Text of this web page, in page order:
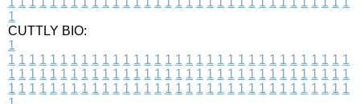
1
CUTTLY BIO:
1
1 1 1 1 1 1 1 1 1 1 1 1 1 1 1 1 1 1 1 1 1 1 1 1 1 1 1 1 1 1 1 1 1
1 1 1 1 1 1 1 1 1 1 1 1 1 1 1 1 1 1 1 1 1 1 1 1 1 1 1 1 1 1 1 1 1
1 1 1 1 1 1 1 1 1 1 1 1 1 1 1 1 1 1 1 1 1 1 1 1 1 1 1 1 1 1 1 1 1